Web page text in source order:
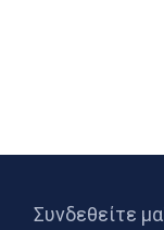
Συνδεθείτε